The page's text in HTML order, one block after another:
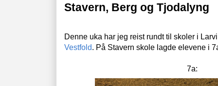
Stavern, Berg og Tjodalyng
Denne uka har jeg reist rundt til skoler i
Vestfold . På Stavern skole lagde elevene i
7a: